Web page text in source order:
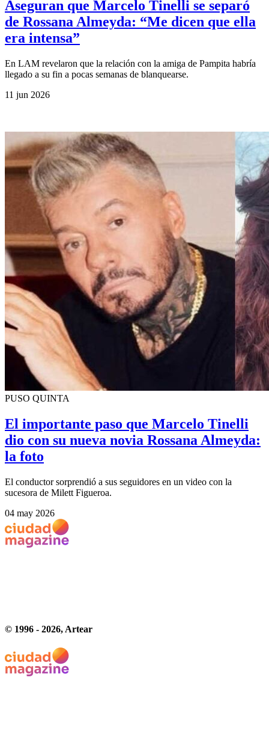
Aseguran que Marcelo Tinelli se separó
de Rossana Almeyda: “Me dicen que ella
era intensa”
En LAM revelaron que la relación con la amiga de Pampita habría
llegado a su fin a pocas semanas de blanquearse.
11 jun 2026
PUSO QUINTA
El importante paso que Marcelo Tinelli
dio con su nueva novia Rossana Almeyda:
la foto
El conductor sorprendió a sus seguidores en un video con la
sucesora de Milett Figueroa.
04 may 2026
© 1996 - 2026, Artear